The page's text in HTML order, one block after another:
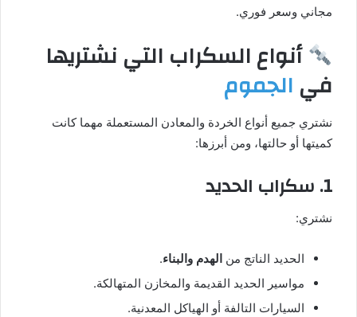
مجاني وسعر فوري.
أنواع السكراب التي نشتريها
في الجموم
نشتري جميع أنواع الخردة والمعادن المستعملة مهما كانت
كميتها أو حالتها، ومن أبرزها:
1. سكراب الحديد
نشتري:
الحديد الناتج من الهدم والبناء.
مواسير الحديد القديمة والمخازن المتهالكة.
السيارات التالفة أو الهياكل المعدنية.